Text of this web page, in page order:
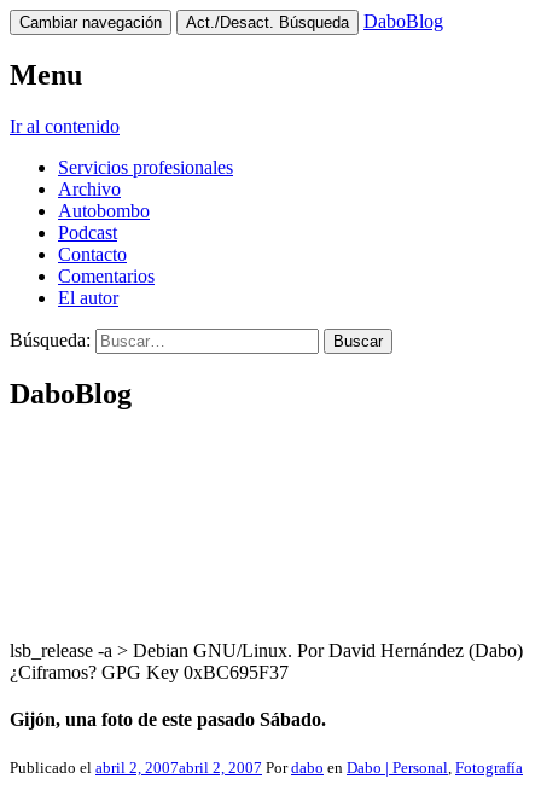
Cambiar navegación Act./Desact. Búsqueda DaboBlog
Menu
Ir al contenido
Servicios profesionales
Archivo
Autobombo
Podcast
Contacto
Comentarios
El autor
Búsqueda:
DaboBlog
lsb_release -a > Debian GNU/Linux. Por David Hernández (Dabo)
¿Ciframos? GPG Key 0xBC695F37
Gijón, una foto de este pasado Sábado.
Publicado el abril 2, 2007abril 2, 2007 Pordabo en Dabo | Personal, Fotografía